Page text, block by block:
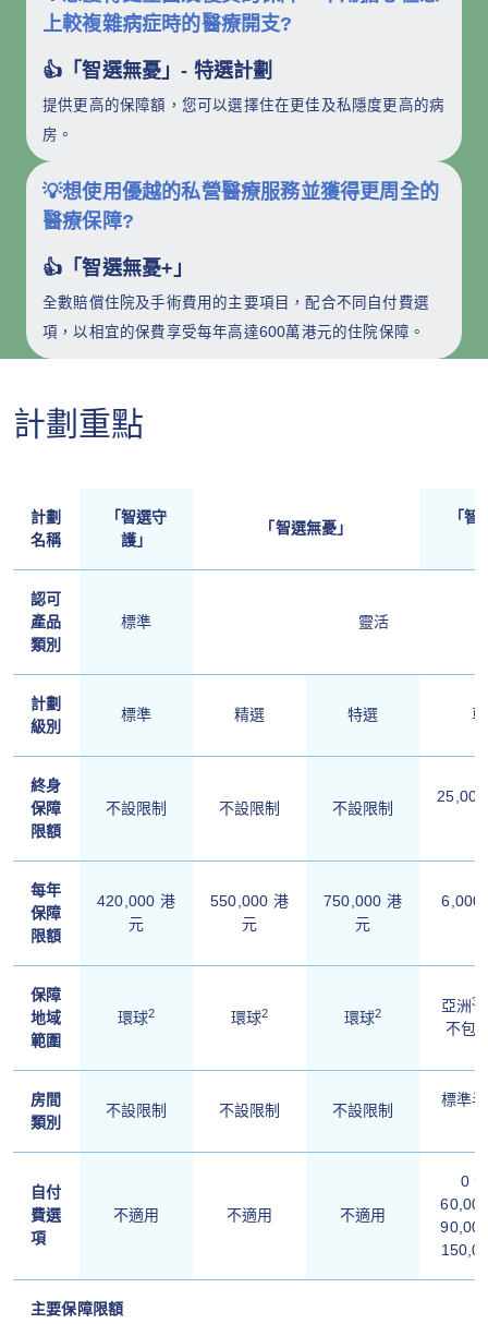
上較複雜病症時的醫療開支?
👍「智選無憂」- 特選計劃
提供更高的保障額，您可以選擇住在更佳及私隱度更高的病
房。
💡想使用優越的私營醫療服務並獲得更周全的
醫療保障?
👍「智選無憂+」
全數賠償住院及手術費用的主要項目，配合不同自付費選
項，以相宜的保費享受每年高達600萬港元的住院保障。
計劃重點
計劃
名稱
「智選守
護」
「智選無憂」
「
認可
產品
類別
標準 靈活
計劃
級別
標準 精選 特選
終身
保障
限額
不設限制 不設限制 不設限制
每年
保障
限額
420,000 港
元
550,000 港
元
750,000 港
元
保障
地域
範圍
環球2 環球2 環球2 亞洲3
不包
房間
類別
不設限制 不設限制 不設限制
標準
自付
費選
項
不適用 不適用 不適用
0
主要保障限額